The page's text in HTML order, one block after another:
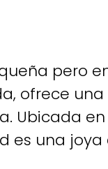
pero
ofrece
Ubicada
es una